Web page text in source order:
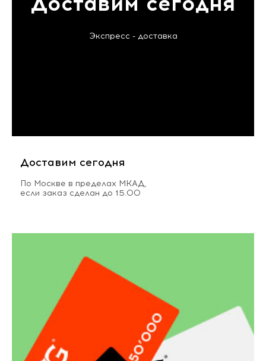
Экспресс - доставка
Доставим сегодня
По Москве в пределах МКАД,
если заказ сделан до 15.00